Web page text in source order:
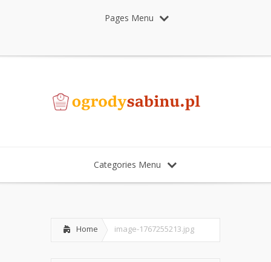
Pages Menu
Categories Menu
Home image-1767255213.jpg